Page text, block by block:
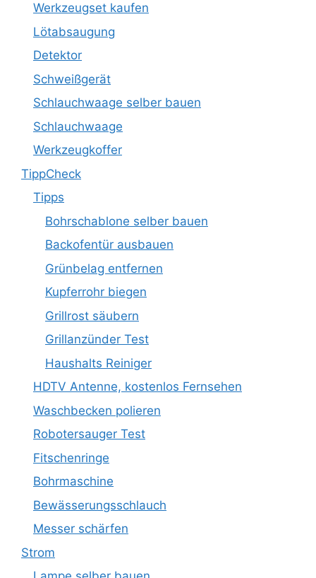
Werkzeugset kaufen
Lötabsaugung
Detektor
Schweißgerät
Schlauchwaage selber bauen
Schlauchwaage
Werkzeugkoffer
TippCheck
Tipps
Bohrschablone selber bauen
Backofentür ausbauen
Grünbelag entfernen
Kupferrohr biegen
Grillrost säubern
Grillanzünder Test
Haushalts Reiniger
HDTV Antenne, kostenlos Fernsehen
Waschbecken polieren
Robotersauger Test
Fitschenringe
Bohrmaschine
Bewässerungsschlauch
Messer schärfen
Strom